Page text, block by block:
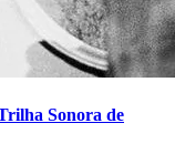
Sonora de